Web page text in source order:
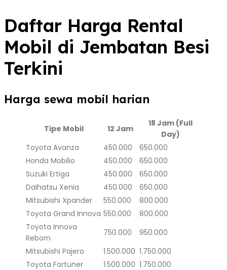
Daftar Harga Rental
Mobil di Jembatan Besi
Terkini
Harga sewa mobil harian
Tipe Mobil 12 Jam
18 Jam (Full
Day)
Toyota Avanza
450.000
650.000
Honda Mobilio
450.000
650.000
Suzuki Ertiga
450.000
650.000
Daihatsu Xenia
450.000
650.000
Mitsubishi Xpander
550.000
800.000
Toyota Grand Innova 550.000
800.000
Toyota Innova
Reborn
750.000
950.000
Mitsubishi Pajero
1.500.000 1.750.000
Toyota Fortuner
1.500.000 1.750.000